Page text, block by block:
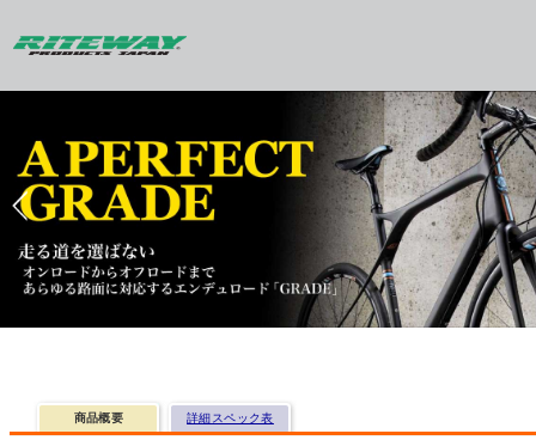
商品概要 詳細スペック表